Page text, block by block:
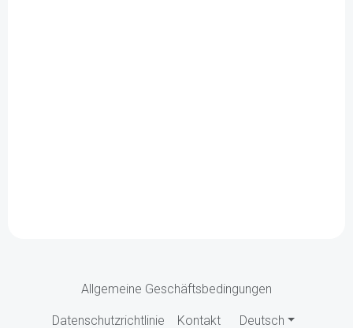
Allgemeine Geschäftsbedingungen
Datenschutzrichtlinie Kontakt Deutsch